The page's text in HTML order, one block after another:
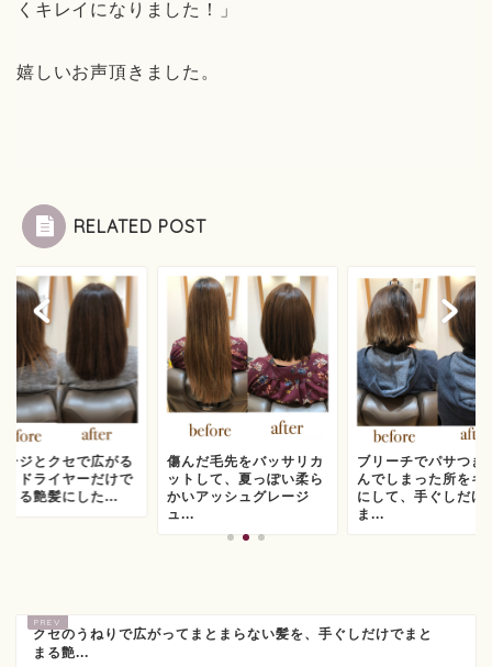
くキレイになりました！」
嬉しいお声頂きました。
RELATED POST
ージとクセで広がる
、ドライヤーだけで
まる艶髪にした...
傷んだ毛先をバッサリカ
ットして、夏っぽい柔ら
かいアッシュグレージ
ュ...
ブリーチでパサつき
んでしまった所をキ
にして、手ぐしだけ
ま...
クセのうねりで広がってまとまらない髪を、手ぐしだけでまと
まる艶...